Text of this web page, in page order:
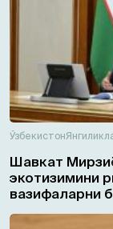
Ўзбекистон
Шавкат
экотизимини
вазифаларни